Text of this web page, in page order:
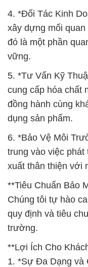
4. *Đối Tác Kinh
xây dựng mối
đó là một phần
vững.
5. *Tư Vấn Kỹ
cung cấp hóa chất
đồng hành cùng
dụng sản phẩm.
6. *Bảo Vệ Môi
trung vào việc phát
xuất thân thiện với
**Tiêu Chuẩn Bảo
Chúng tôi tự hào
quy định và tiêu
trường.
**Lợi Ích Cho
1. *Sự Đa Dạng và